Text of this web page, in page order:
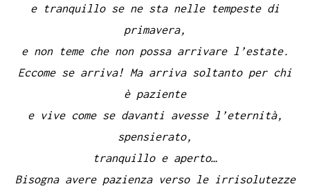
e tranquillo se ne sta nelle tempeste di
primavera,
e non teme che non possa arrivare l’estate.
Eccome se arriva! Ma arriva soltanto per chi
è paziente
e vive come se davanti avesse l’eternità,
spensierato,
tranquillo e aperto…
Bisogna avere pazienza verso le irrisolutezze